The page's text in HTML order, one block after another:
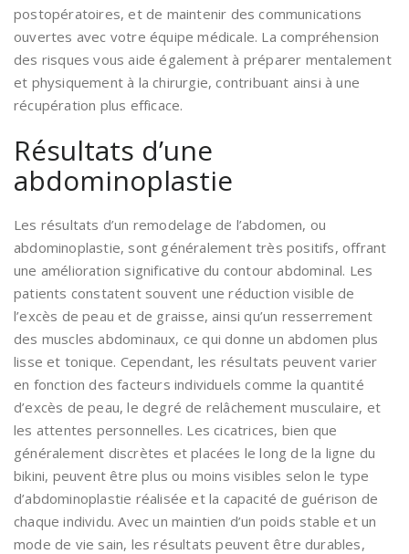
postopératoires, et de maintenir des communications
ouvertes avec votre équipe médicale. La compréhension
des risques vous aide également à préparer mentalement
et physiquement à la chirurgie, contribuant ainsi à une
récupération plus efficace.
Résultats d’une
abdominoplastie
Les résultats d’un remodelage de l’abdomen, ou
abdominoplastie, sont généralement très positifs, offrant
une amélioration significative du contour abdominal. Les
patients constatent souvent une réduction visible de
l’excès de peau et de graisse, ainsi qu’un resserrement
des muscles abdominaux, ce qui donne un abdomen plus
lisse et tonique. Cependant, les résultats peuvent varier
en fonction des facteurs individuels comme la quantité
d’excès de peau, le degré de relâchement musculaire, et
les attentes personnelles. Les cicatrices, bien que
généralement discrètes et placées le long de la ligne du
bikini, peuvent être plus ou moins visibles selon le type
d’abdominoplastie réalisée et la capacité de guérison de
chaque individu. Avec un maintien d’un poids stable et un
mode de vie sain, les résultats peuvent être durables,